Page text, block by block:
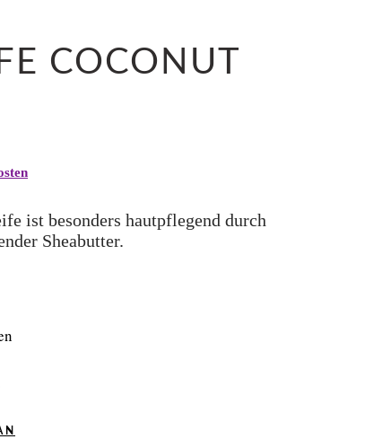
COCONUT
ist besonders hautpflegend durch
Sheabutter.